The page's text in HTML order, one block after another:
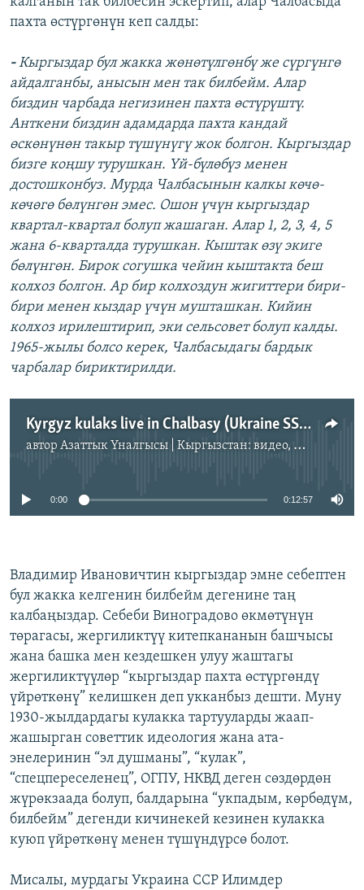
пахта өстүргөнүн кеп салды:
-Кыргыздар бул жакка жөнөтүлгөнбү же сүргүнгө
айдалганбы, анысын мен так билбейм. Алар
биздин чарбада негизинен пахта өстүрүштү.
Анткени биздин адамдарда пахта кандай
өскөнүнөн такыр түшүнүгү жок болгон. Кыргыздар
бизге коңшу турушкан. Үй-бүлөбүз менен
достошконбуз. Мурда Чалбасынын калкы көчө-
көчөгө бөлүнгөн эмес. Ошон үчүн кыргыздар
квартал-квартал болуп жашаган. Алар 1, 2, 3, 4, 5
жана 6-кварталда турушкан. Кыштак өзү экиге
бөлүнгөн. Бирок согушка чейин кыштакта беш
колхоз болгон. Ар бир колхоздун жигиттери бири-
бири менен кыздар үчүн мушташкан. Кийин
колхоз ирилештирип, эки сельсовет болуп калды.
1965-жылы болсо керек, Чалбасыдагы бардык
чарбалар бириктирилди.
Kyrgyz kulaks live in Chalbasy (Ukraine SSR)
автор Азаттык Үналгысы | Кыргызстан: видео, фото, кабарлар
No media source currently available
0:00 0:12:57
Владимир Ивановичтин кыргыздар эмне себептен
бул жакка келгенин билбейм дегенине таң
калбаңыздар. Себеби Виноградово өкмөтүнүн
төрагасы, жергиликтүү китепкананын башчысы
жана башка мен кездешкен улуу жаштагы
жергиликтүүлөр “кыргыздар пахта өстүргөндү
үйрөткөнү” келишкен деп укканбыз дешти. Муну
1930-жылдардагы кулакка тартууларды жаап-
жашырган советтик идеология жана ата-
энелеринин “эл душманы”, “кулак”,
“спецпереселенец”, ОГПУ, НКВД деген сөздөрдөн
жүрөкзаада болуп, балдарына “укпадым, көрбөдүм,
билбейм” дегенди кичинекей кезинен кулакка
куюп үйрөткөнү менен түшүндүрсө болот.
Мисалы, мурдагы Украина ССР Илимдер